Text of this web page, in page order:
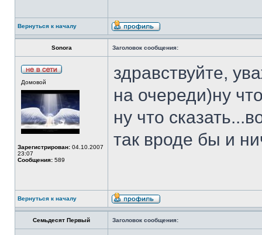
Вернуться к началу
Sonora Заголовок сообщения:
Домовой
Зарегистрирован: 04.10.2007
23:07
Сообщения: 589
здравствуйте,
на очереди)ну
ну что
так вроде бы и
Вернуться к началу
Семьдесят Первый Заголовок сообщения: